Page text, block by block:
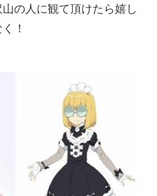
の人に観て頂けたら嬉し
！